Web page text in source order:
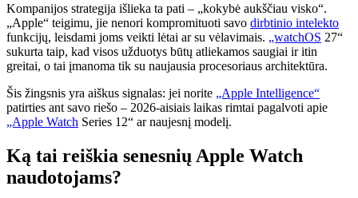
Kompanijos strategija išlieka ta pati – „kokybė aukščiau visko“.
„Apple“ teigimu, jie nenori kompromituoti savo dirbtinio intelekto
funkcijų, leisdami joms veikti lėtai ar su vėlavimais. „watchOS 27“
sukurta taip, kad visos užduotys būtų atliekamos saugiai ir itin
greitai, o tai įmanoma tik su naujausia procesoriaus architektūra.
Šis žingsnis yra aiškus signalas: jei norite „Apple Intelligence“
patirties ant savo riešo – 2026-aisiais laikas rimtai pagalvoti apie
„Apple Watch Series 12“ ar naujesnį modelį.
Ką tai reiškia senesnių Apple Watch
naudotojams?